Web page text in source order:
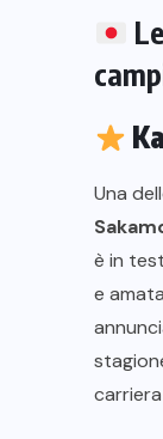
Una
è in
e